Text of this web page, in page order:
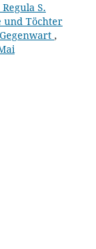
S.
und Töchter
,